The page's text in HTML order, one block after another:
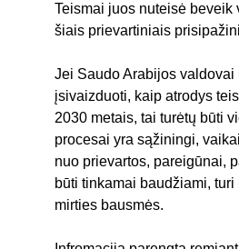
Teismai juos nuteisė beveik
šiais prievartiniais
Jei Saudo Arabijos valdovai
įsivaizduoti, kaip atrodys
2030 metais, tai turėtų būti
procesai yra sąžiningi,
nuo prievartos, pareigūnai,
būti tinkamai baudžiami, turi
mirties bausmės.